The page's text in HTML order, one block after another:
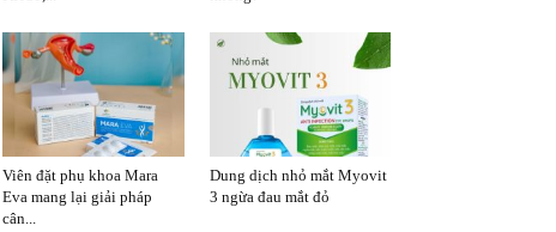
Viên đặt phụ khoa Mara
Eva mang lại giải pháp
cân...
Dung dịch nhỏ mắt Myovit
3 ngừa đau mắt đỏ